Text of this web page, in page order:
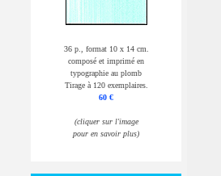
36 p., format 10 x 14 cm.
composé et imprimé en
typographie au plomb
Tirage à 120 exemplaires.
60 €
(cliquer sur l'image
pour en savoir plus)